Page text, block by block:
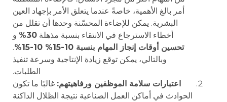
أمر بالغ الأهمية، خاصةً عندما يتعلق الأمر بإجهاد العين
البشرية. يمكن للإضاءة المحسّنة وحدها أن تقلل من
أخطاء الاسترجاع في الانتقاء بنسبة مذهلة 30%
و
تحسين أوقات إنجاز المهام بنسبة 10-15% 10-15%
.
وبالتالي، يمكن توقع زيادة الإنتاجية وسرعة تنفيذ
الطلبات.
اعتبارات سلامة الموظفين ورفاهيتهم: غالبًا ما تكون
الحوادث في أماكن العمل الصناعية نتيجة الظلال الداكنة